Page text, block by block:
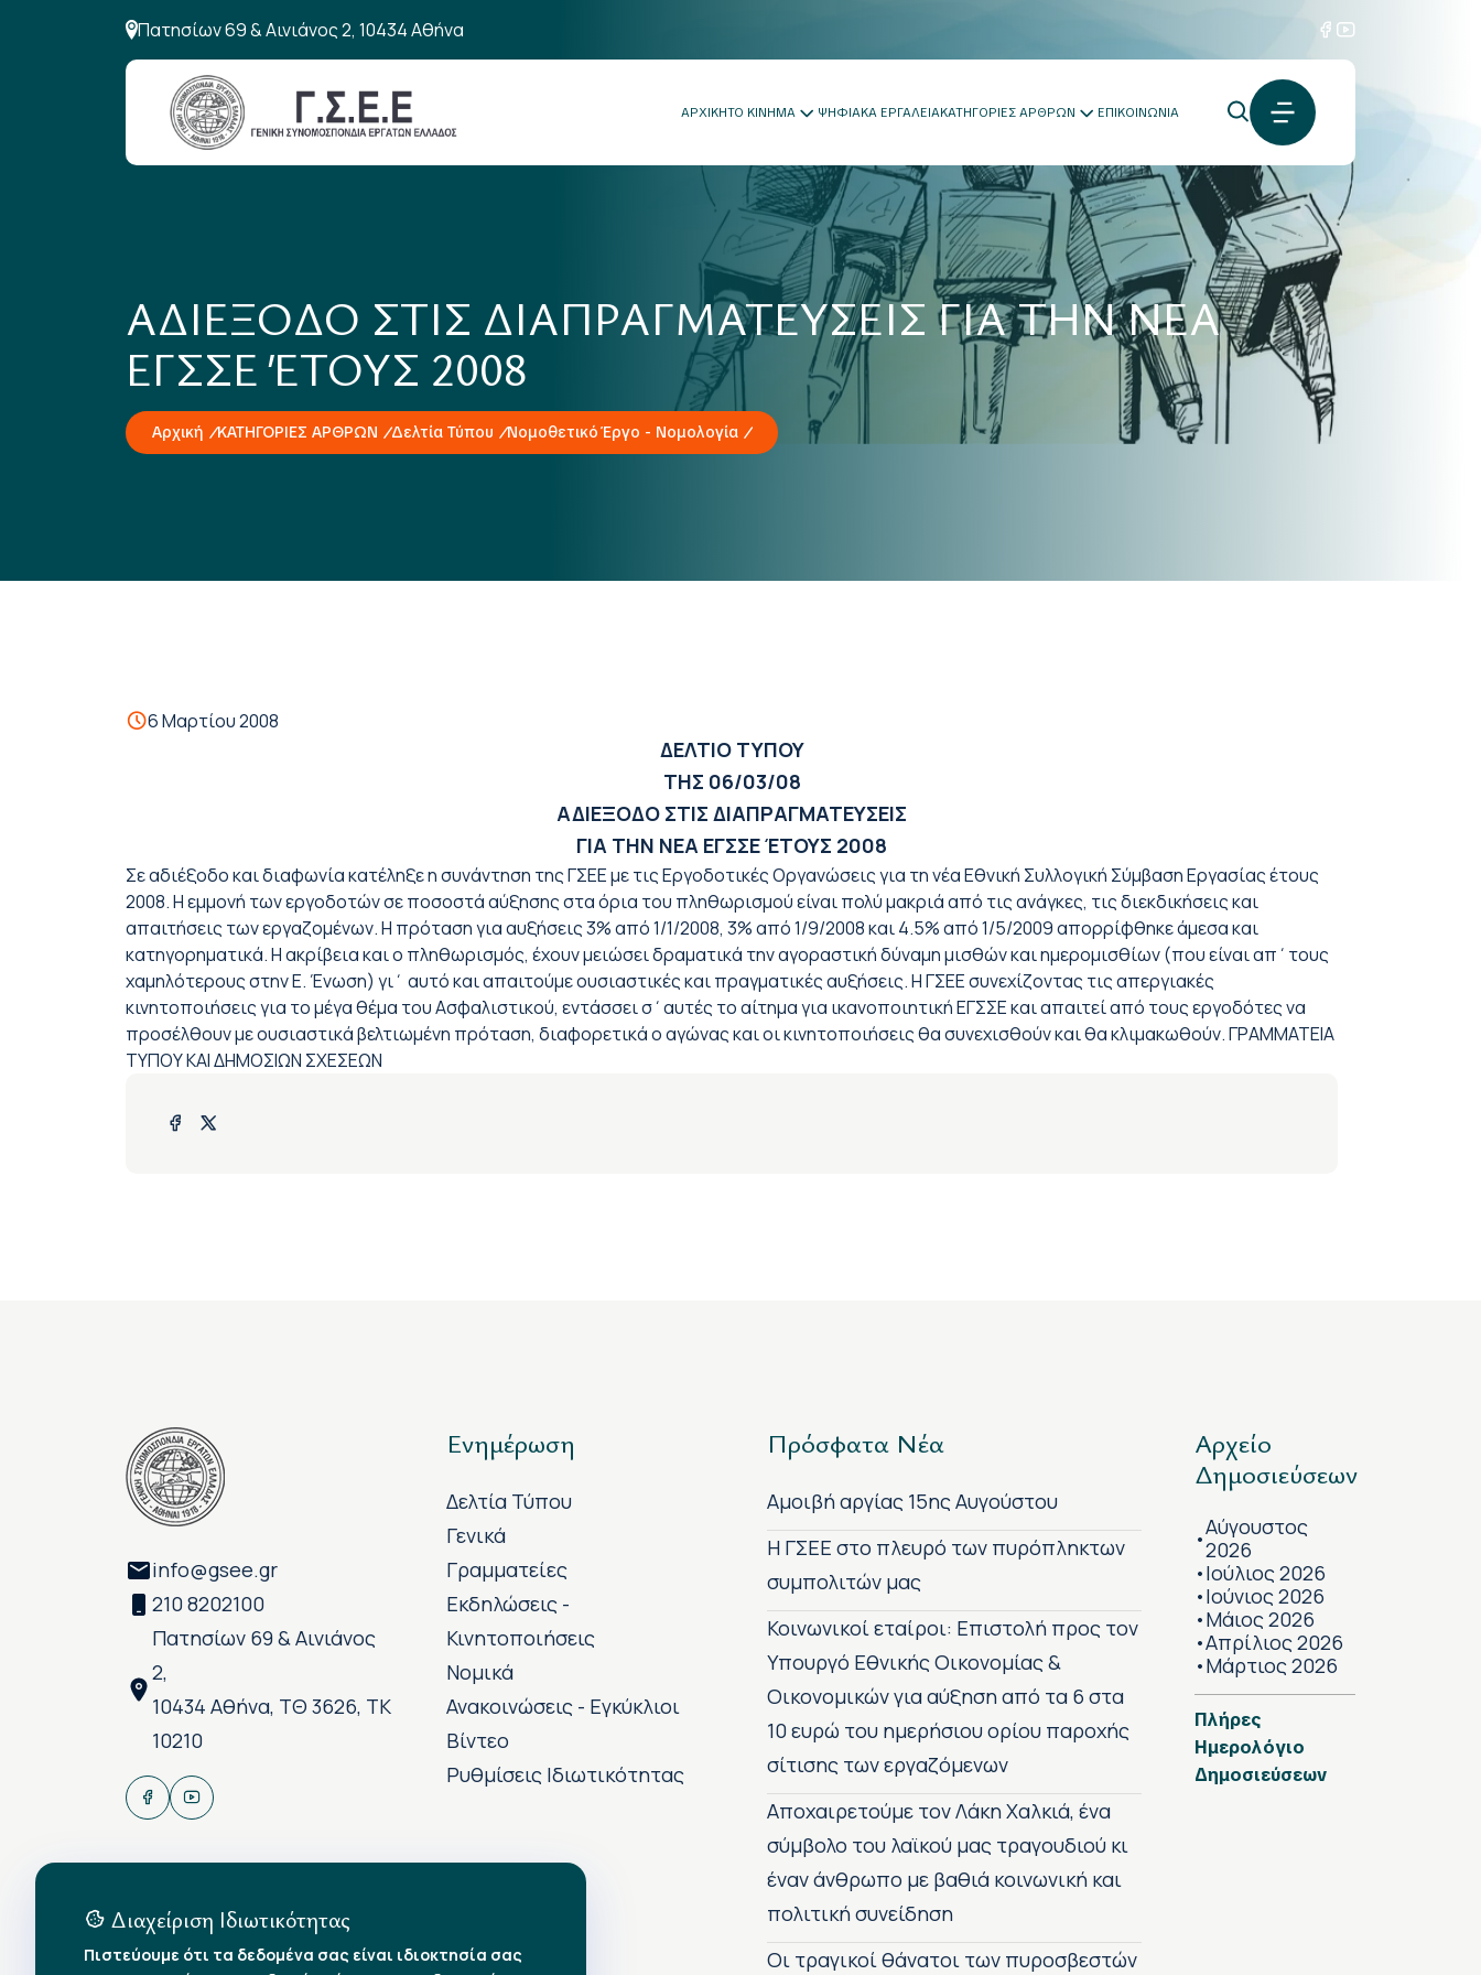
Πατησίων 69 & Αινιάνος 2, 10434 Αθήνα
ΑΡΧΙΚΗΤΟ ΚΙΝΗΜΑ ΨΗΦΙΑΚΑ ΕΡΓΑΛΕΙΑΚΑΤΗΓΟΡΙΕΣ ΑΡΘΡΩΝ ΕΠΙΚΟΙΝΩΝΙΑ
ΑΔΙΕΞΟΔΟ ΣΤΙΣ ΔΙΑΠΡΑΓΜΑΤΕΥΣΕΙΣ ΓΙΑ ΤΗΝ ΝΕΑ
ΕΓΣΣΕ ΈΤΟΥΣ 2008
Αρχική ΚΑΤΗΓΟΡΙΕΣ ΑΡΘΡΩΝ Δελτία Τύπου Νομοθετικό Έργο - Νομολογία
6 Μαρτίου 2008
ΔΕΛΤΙΟ ΤΥΠΟΥ
ΤΗΣ 06/03/08
ΑΔΙΕΞΟΔΟ ΣΤΙΣ ΔΙΑΠΡΑΓΜΑΤΕΥΣΕΙΣ
ΓΙΑ ΤΗΝ ΝΕΑ ΕΓΣΣΕ ΈΤΟΥΣ 2008
Σε αδιέξοδο και διαφωνία κατέληξε η συνάντηση της ΓΣΕΕ με τις Εργοδοτικές Οργανώσεις για τη νέα Εθνική Συλλογική Σύμβαση Εργασίας έτους
2008. Η εμμονή των εργοδοτών σε ποσοστά αύξησης στα όρια του πληθωρισμού είναι πολύ μακριά από τις ανάγκες, τις διεκδικήσεις και
απαιτήσεις των εργαζομένων. Η πρόταση για αυξήσεις 3% από 1/1/2008, 3% από 1/9/2008 και 4.5% από 1/5/2009 απορρίφθηκε άμεσα και
κατηγορηματικά. Η ακρίβεια και ο πληθωρισμός, έχουν μειώσει δραματικά την αγοραστική δύναμη μισθών και ημερομισθίων (που είναι απ΄τους
χαμηλότερους στην Ε. Ένωση) γι΄ αυτό και απαιτούμε ουσιαστικές και πραγματικές αυξήσεις. Η ΓΣΕΕ συνεχίζοντας τις απεργιακές
κινητοποιήσεις για το μέγα θέμα του Ασφαλιστικού, εντάσσει σ΄αυτές το αίτημα για ικανοποιητική ΕΓΣΣΕ και απαιτεί από τους εργοδότες να
προσέλθουν με ουσιαστικά βελτιωμένη πρόταση, διαφορετικά ο αγώνας και οι κινητοποιήσεις θα συνεχισθούν και θα κλιμακωθούν. ΓΡΑΜΜΑΤΕΙΑ
ΤΥΠΟΥ ΚΑΙ ΔΗΜΟΣΙΩΝ ΣΧΕΣΕΩΝ
info@gsee.gr
210 8202100
Πατησίων 69 & Αινιάνος
2,
10434 Αθήνα, ΤΘ 3626, ΤΚ
10210
Ενημέρωση
Δελτία Τύπου
Γενικά
Γραμματείες
Εκδηλώσεις -
Κινητοποιήσεις
Νομικά
Ανακοινώσεις - Εγκύκλιοι
Βίντεο
Ρυθμίσεις Ιδιωτικότητας
Πρόσφατα Νέα
Αμοιβή αργίας 15ης Αυγούστου
H ΓΣΕΕ στο πλευρό των πυρόπληκτων
συμπολιτών μας
Κοινωνικοί εταίροι: Επιστολή προς τον
Υπουργό Εθνικής Οικονομίας &
Οικονομικών για αύξηση από τα 6 στα
10 ευρώ του ημερήσιου ορίου παροχής
σίτισης των εργαζόμενων
Αποχαιρετούμε τον Λάκη Χαλκιά, ένα
σύμβολο του λαϊκού μας τραγουδιού κι
έναν άνθρωπο με βαθιά κοινωνική και
πολιτική συνείδηση
Οι τραγικοί θάνατοι των πυροσβεστών
Αρχείο
Δημοσιεύσεων
•Αύγουστος
2026
•Ιούλιος 2026
•Ιούνιος 2026
•Μάιος 2026
•Απρίλιος 2026
•Μάρτιος 2026
Πλήρες
Ημερολόγιο
Δημοσιεύσεων
Διαχείριση Ιδιωτικότητας
Πιστεύουμε ότι τα δεδομένα σας είναι ιδιοκτησία σας